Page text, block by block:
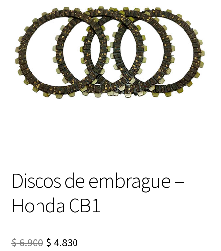
Ropa para Motociclistas
Tienda Física Motosyrepuestos
FAQ Preguntas Frecuentes
el
menú
Discos de embrague –
Honda CB1
$6.900 El
$ 4.830El